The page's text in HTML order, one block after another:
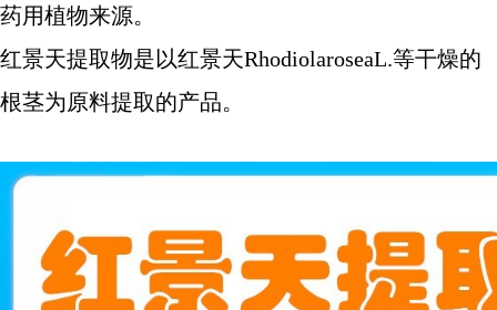
药用植物来源。
红景天提取物是以红景天RhodiolaroseaL.等干燥的
根茎为原料提取的产品。